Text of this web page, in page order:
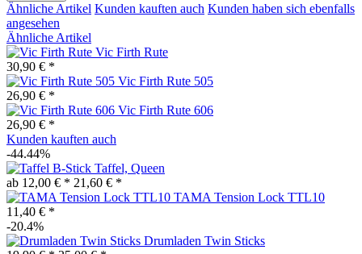
Ähnliche Artikel Kunden kauften auch Kunden haben sich ebenfalls
angesehen
Ähnliche Artikel
Vic Firth Rute
30,90 € *
Vic Firth Rute 505
26,90 € *
Vic Firth Rute 606
26,90 € *
Kunden kauften auch
-44.44%
B-Stick Taffel, Queen
ab 12,00 € * 21,60 € *
TAMA Tension Lock TTL10
11,40 € *
-20.4%
Drumladen Twin Sticks